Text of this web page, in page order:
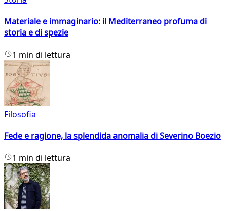
Materiale e immaginario: il Mediterraneo profuma di
storia e di spezie
1 min di lettura
Filosofia
Fede e ragione, la splendida anomalia di Severino Boezio
1 min di lettura